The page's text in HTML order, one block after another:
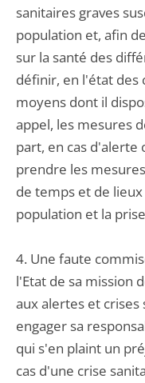
sanitaires graves
population et, afin
sur la santé des
définir, en l'état des
moyens dont il
appel, les mesures
part, en cas d'alerte
prendre les
de temps et de
population et la
4. Une faute
l'Etat de sa mission
aux alertes et crises
engager sa
qui s'en plaint un
cas d'une crise